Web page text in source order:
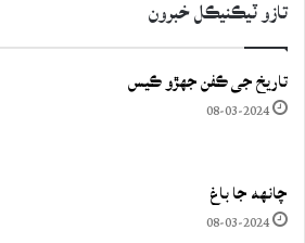
تازو ٽيڪنيڪل خبرون
تاريخ جي ڪفن جھڙو ڪيس
08-03-2024
چانهه جا باغ
08-03-2024